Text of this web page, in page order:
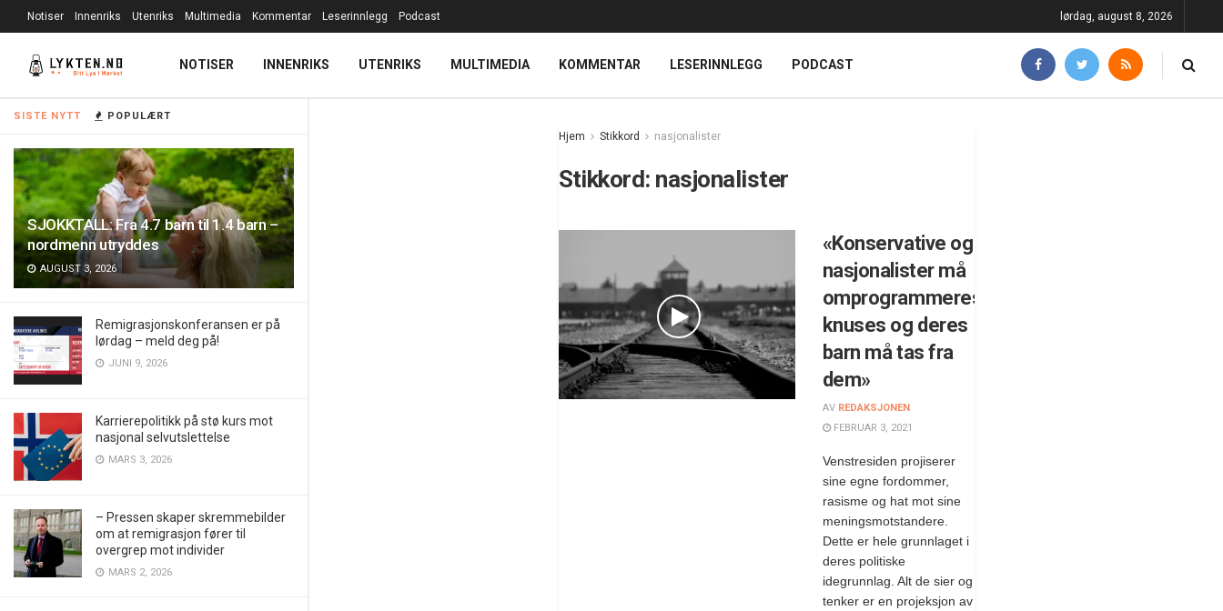
SISTE NYTT POPULÆRT
SJOKKTALL: Fra 4.7 barn til 1.4 barn –
nordmenn utryddes
AUGUST 3, 2026
Remigrasjonskonferansen er på
lørdag – meld deg på!
JUNI 9, 2026
Karrierepolitikk på stø kurs mot
nasjonal selvutslettelse
MARS 3, 2026
– Pressen skaper skremmebilder
om at remigrasjon fører til
overgrep mot individer
MARS 2, 2026
Notiser Innenriks Utenriks Multimedia Kommentar Leserinnlegg Podcast lørdag, august 8, 2026
NOTISER INNENRIKS UTENRIKS MULTIMEDIA KOMMENTAR LESERINNLEGG PODCAST
Hjem Stikkord nasjonalister
Stikkord: nasjonalister
«Konservative og
nasjonalister må
omprogrammeres,
knuses og deres
barn må tas fra
dem»
AV REDAKSJONEN
FEBRUAR 3, 2021
Venstresiden projiserer
sine egne fordommer,
rasisme og hat mot sine
meningsmotstandere.
Dette er hele grunnlaget i
deres politiske
idegrunnlag. Alt de sier og
tenker er en projeksjon av